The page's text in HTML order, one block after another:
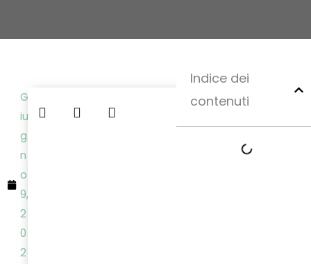
G
iu
g
n
o
9,
2
0
2
Indice dei
contenuti